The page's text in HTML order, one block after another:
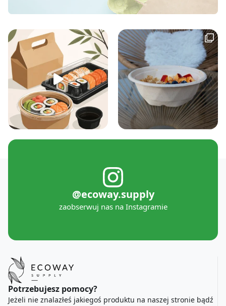
@ecoway.supply
zaobserwuj nas na Instagramie
Potrzebujesz pomocy?
Jeżeli nie znalazłeś jakiegoś produktu na naszej stronie bądź